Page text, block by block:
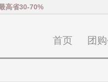
高省30-70%
首页 团